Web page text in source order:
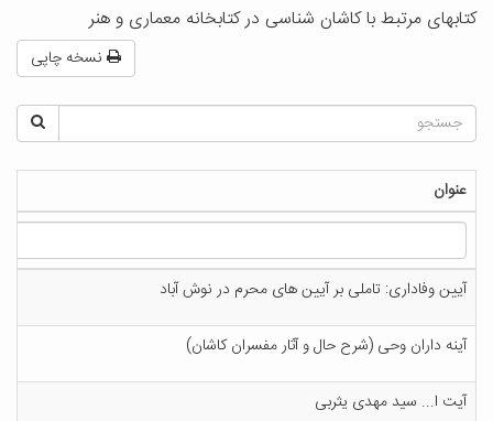
کتابهای مرتبط با کاشان شناسی در کتابخانه معماری و هنر
نسخه چاپی
ع‍ن‍وان‌
آی‍ی‍ن‌ وف‍اداری‌: ت‍ام‍ل‍ی‌ ب‍ر آی‍ی‍ن‌ ه‍ای‌ م‍ح‍رم‌ در ن‍وش‌ آب‍اد
آی‍ن‍ه‌ داران‌ وح‍ی‌ (ش‍رح‌ ح‍ال‌ و آث‍ار م‍ف‍س‍ران‌ ک‍اش‍ان‌)
آی‍ت‌ ا... س‍ی‍د م‍ه‍دی‌ ی‍ث‍رب‍ی‌